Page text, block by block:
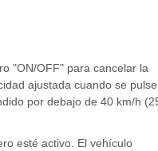
"ON/OFF" para cancelar la
ajustada cuando se pulse
por debajo de 40 km/h
esté activo. El vehículo